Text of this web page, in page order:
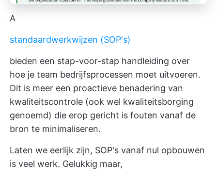
A
standaardwerkwijzen (SOP's)
bieden een stap-voor-stap handleiding over
hoe je team bedrijfsprocessen moet uitvoeren.
Dit is meer een proactieve benadering van
kwaliteitscontrole (ook wel kwaliteitsborging
genoemd) die erop gericht is fouten vanaf de
bron te minimaliseren.
Laten we eerlijk zijn, SOP's vanaf nul opbouwen
is veel werk. Gelukkig maar,